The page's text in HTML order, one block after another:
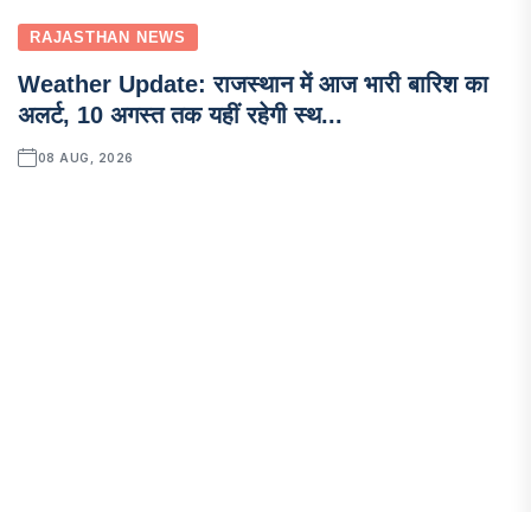
RAJASTHAN NEWS
Weather Update: राजस्थान में आज भारी बारिश का
अलर्ट, 10 अगस्त तक यहीं रहेगी स्थ...
08 AUG, 2026